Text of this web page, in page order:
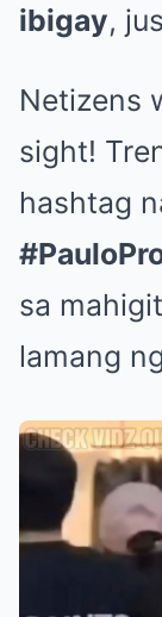
ibigay,
Netizens
sight!
hashtag
sa mahigit
lamang